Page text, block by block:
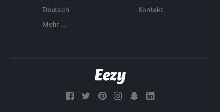
Deutsch
Mehr ...
Kontakt